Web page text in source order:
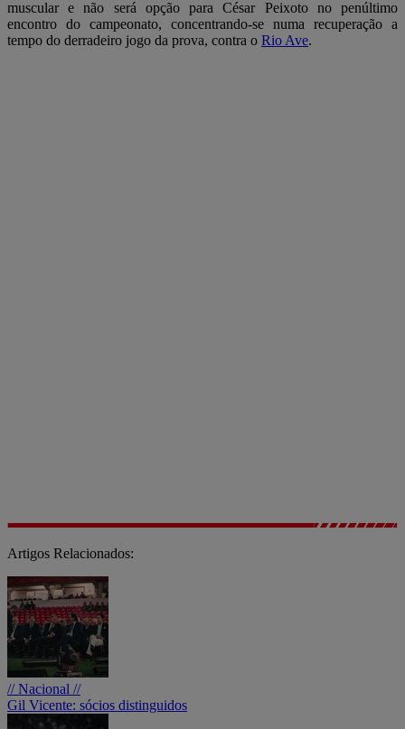
muscular e não será opção para César Peixoto no penúltimo
encontro do campeonato, concentrando-se numa recuperação a
tempo do derradeiro jogo da prova, contra o Rio Ave.
Artigos Relacionados:
// Nacional //
Gil Vicente: sócios distinguidos